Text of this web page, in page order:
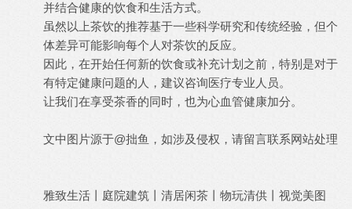
并结合健康的饮食和生活方式。
虽然以上茶饮的推荐基于一些科学研究和传统经验，但个
体差异可能影响每个人对茶饮的反应。
因此，在开始任何新的饮食或补充计划之前，特别是对于
有特定健康问题的人，建议咨询医疗专业人员。
让我们在享受茶香的同时，也为心血管健康加分。
文中图片源于@拙鱼，如涉及侵权，请留言联系网站处理
雅致生活丨庭院建筑丨清居闲茶丨物玩清供丨视觉美图